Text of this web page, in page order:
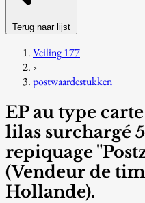
Terug naar lijst
Veiling 177
›
postwaardestukken
EP au type
lilas surchargé
repiquage
(Vendeur de
Hollande).